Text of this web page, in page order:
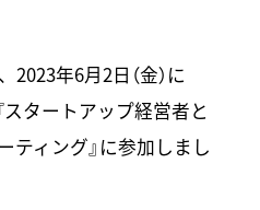
年6月2日（金）に
タートアップ経営者と
ティング』に参加しまし